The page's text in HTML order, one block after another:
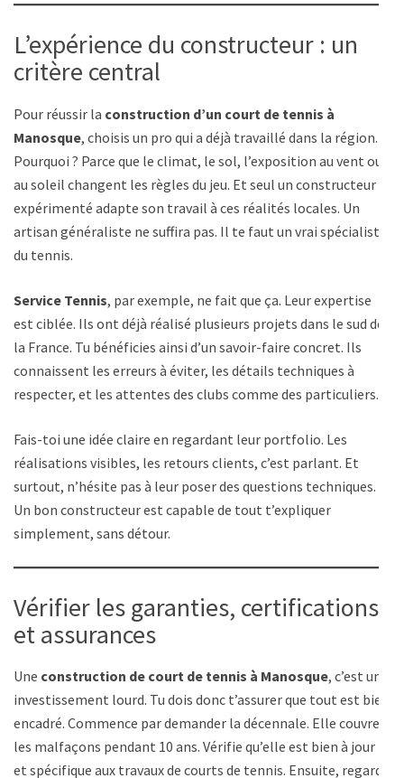
L’expérience du constructeur : un
critère central
Pour réussir la construction d’un court de tennis à
Manosque, choisis un pro qui a déjà travaillé dans la région.
Pourquoi ? Parce que le climat, le sol, l’exposition au vent ou
au soleil changent les règles du jeu. Et seul un constructeur
expérimenté adapte son travail à ces réalités locales. Un
artisan généraliste ne suffira pas. Il te faut un vrai spécialiste
du tennis.
Service Tennis, par exemple, ne fait que ça. Leur expertise
est ciblée. Ils ont déjà réalisé plusieurs projets dans le sud de
la France. Tu bénéficies ainsi d’un savoir-faire concret. Ils
connaissent les erreurs à éviter, les détails techniques à
respecter, et les attentes des clubs comme des particuliers.
Fais-toi une idée claire en regardant leur portfolio. Les
réalisations visibles, les retours clients, c’est parlant. Et
surtout, n’hésite pas à leur poser des questions techniques.
Un bon constructeur est capable de tout t’expliquer
simplement, sans détour.
Vérifier les garanties, certifications
et assurances
Une construction de court de tennis à Manosque, c’est un
investissement lourd. Tu dois donc t’assurer que tout est bien
encadré. Commence par demander la décennale. Elle couvre
les malfaçons pendant 10 ans. Vérifie qu’elle est bien à jour
et spécifique aux travaux de courts de tennis. Ensuite, regarde